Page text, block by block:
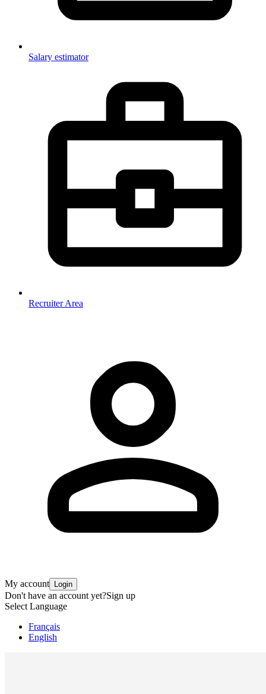
Salary estimator
Recruiter Area
My account Login
Don't have an account yet?Sign up
Select Language
Français
English